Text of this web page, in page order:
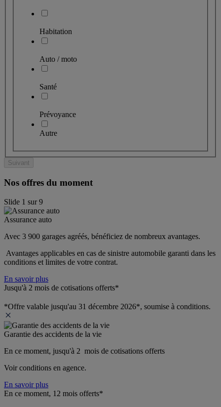
Habitation
Auto / moto
Santé
Prévoyance
Autre
Suivant
Nos offres du moment
Slide 1 sur9
Assurance auto
Avec 3 900 garages agréés, bénéficiez de nombreux avantages.
Avantages applicables en cas de sinistre automobile garanti dans les
conditions et limites de votre contrat.
En savoir plus
Jusqu'à 2 mois de cotisations offerts*
*Offre valable jusqu'au 31 décembre 2026*, soumise à conditions.
Garantie des accidents de la vie
En ce moment, jusqu'à 2  mois de cotisations offerts
Voir conditions en agence.
En savoir plus
En ce moment, 12 mois offerts*